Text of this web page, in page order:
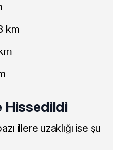
km
Hissedildi
illere uzaklığı ise şu